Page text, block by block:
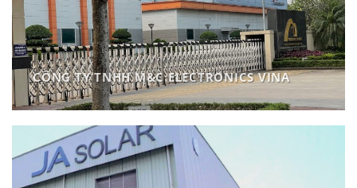
CÔNG TY TNHH M&C ELECTRONICS VINA